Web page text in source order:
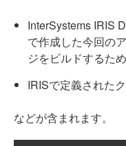
InterSystems IRIS
で作成した今回の
ジをビルドするた
IRISで定義された
などが含まれます。